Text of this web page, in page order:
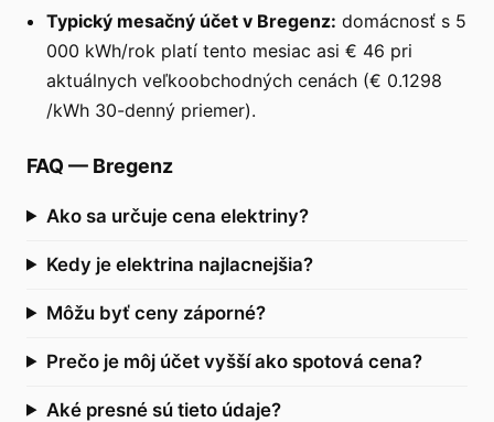
Typický mesačný účet v Bregenz: domácnosť s 5
000 kWh/rok platí tento mesiac asi € 46 pri
aktuálnych veľkoobchodných cenách (€ 0.1298
/kWh 30-denný priemer).
FAQ — Bregenz
Ako sa určuje cena elektriny?
Kedy je elektrina najlacnejšia?
Môžu byť ceny záporné?
Prečo je môj účet vyšší ako spotová cena?
Aké presné sú tieto údaje?